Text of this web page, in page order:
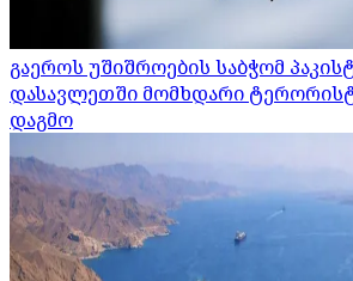
გაეროს უშიშროების საბჭომ
დასავლეთში მომხდარი
დაგმო